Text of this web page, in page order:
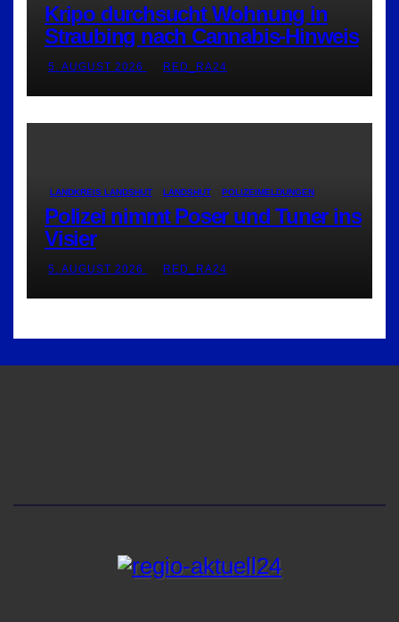
Kripo durchsucht Wohnung in
Straubing nach Cannabis-Hinweis
5. AUGUST 2026 RED_RA24
LANDKREIS LANDSHUT LANDSHUT POLIZEIMELDUNGEN
Polizei nimmt Poser und Tuner ins
Visier
5. AUGUST 2026 RED_RA24